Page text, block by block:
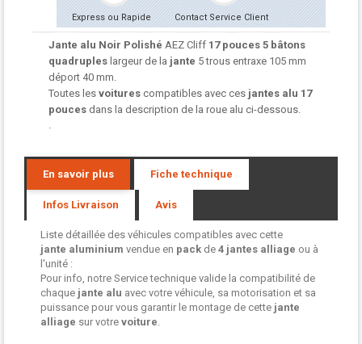
Express ou Rapide Contact Service Client
Jante alu Noir Polishé AEZ Cliff 17 pouces 5 bâtons
quadruples largeur de la jante 5 trous entraxe 105 mm
déport 40 mm.
Toutes les voitures compatibles avec ces jantes alu 17
pouces dans la description de la roue alu ci-dessous.
.
En savoir plus Fiche technique
Infos Livraison Avis
Liste détaillée des véhicules compatibles avec cette
jante aluminium vendue en pack de 4 jantes alliage ou à
l'unité :
Pour info, notre Service technique valide la compatibilité de
chaque jante alu avec votre véhicule, sa motorisation et sa
puissance pour vous garantir le montage de cette jante
alliage sur votre voiture.